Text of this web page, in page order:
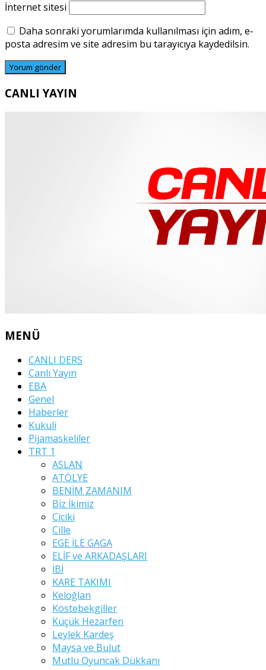
İnternet sitesi
Daha sonraki yorumlarımda kullanılması için adım, e-
posta adresim ve site adresim bu tarayıcıya kaydedilsin.
CANLI YAYIN
MENÜ
CANLI DERS
Canlı Yayın
EBA
Genel
Haberler
Kukuli
Pijamaskeliler
TRT 1
ASLAN
ATÖLYE
BENİM ZAMANIM
Biz İkimiz
Ciciki
Cille
EGE İLE GAGA
ELİF ve ARKADAŞLARI
İBİ
KARE TAKIMI
Keloğlan
Köstebekgiller
Küçük Hezarfen
Leylek Kardeş
Maysa ve Bulut
Mutlu Oyuncak Dükkanı